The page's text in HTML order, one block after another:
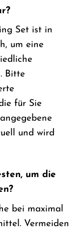
Set ist in
um eine
Bitte
für Sie
und wird
um die
bei maximal
Vermeiden